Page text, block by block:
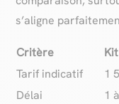
s’aligne
Critère Kit
Tarif indicatif
1
Délai
1